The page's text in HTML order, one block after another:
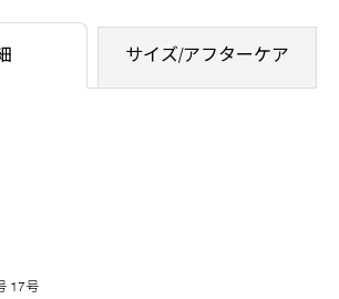
サイズ/アフターケア
17号